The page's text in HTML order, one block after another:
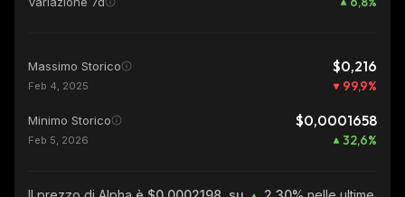
Massimo Storico $0,216
Feb 4, 2025 99,9%
Minimo Storico $0,0001658
Feb 5, 2026 32,6%